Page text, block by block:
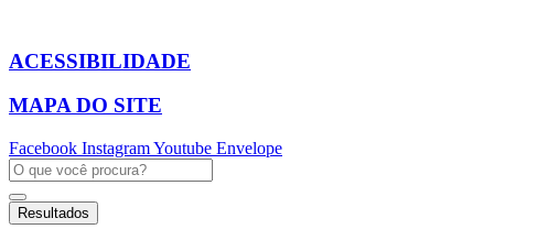
o
conteúdo
ACESSIBILIDADE
MAPA DO SITE
Facebook InstagramYoutube Envelope
Pesquisar
...
Resultados